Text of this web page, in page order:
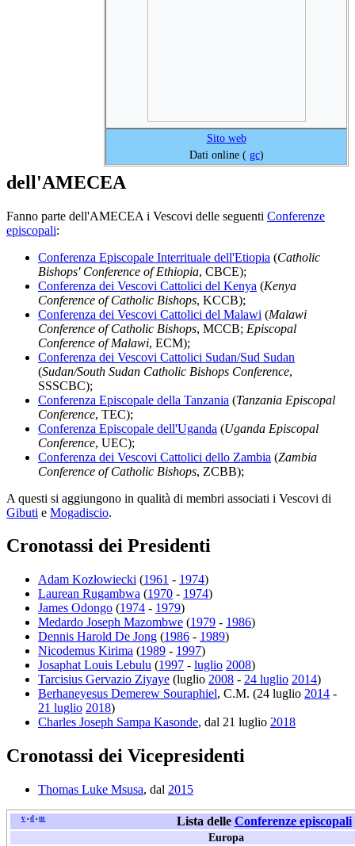
Sito web
Dati online ( gc)
dell'AMECEA
Fanno parte dell'AMECEA i Vescovi delle seguenti Conferenze
episcopali:
Conferenza Episcopale Interrituale dell'Etiopia (Catholic
Bishops' Conference of Ethiopia, CBCE);
Conferenza dei Vescovi Cattolici del Kenya (Kenya
Conference of Catholic Bishops, KCCB);
Conferenza dei Vescovi Cattolici del Malawi (Malawi
Conference of Catholic Bishops, MCCB; Episcopal
Conference of Malawi, ECM);
Conferenza dei Vescovi Cattolici Sudan/Sud Sudan
(Sudan/South Sudan Catholic Bishops Conference,
SSSCBC);
Conferenza Episcopale della Tanzania (Tanzania Episcopal
Conference, TEC);
Conferenza Episcopale dell'Uganda (Uganda Episcopal
Conference, UEC);
Conferenza dei Vescovi Cattolici dello Zambia (Zambia
Conference of Catholic Bishops, ZCBB);
A questi si aggiungono in qualità di membri associati i Vescovi di
Gibuti e Mogadiscio.
Cronotassi dei Presidenti
Adam Kozłowiecki (1961 - 1974)
Laurean Rugambwa (1970 - 1974)
James Odongo (1974 - 1979)
Medardo Joseph Mazombwe (1979 - 1986)
Dennis Harold De Jong (1986 - 1989)
Nicodemus Kirima (1989 - 1997)
Josaphat Louis Lebulu (1997 - luglio 2008)
Tarcisius Gervazio Ziyaye (luglio 2008 - 24 luglio 2014)
Berhaneyesus Demerew Souraphiel, C.M. (24 luglio 2014 -
21 luglio 2018)
Charles Joseph Sampa Kasonde, dal 21 luglio 2018
Cronotassi dei Vicepresidenti
Thomas Luke Msusa, dal 2015
v • d • m Lista delle Conferenze episcopali
Europa